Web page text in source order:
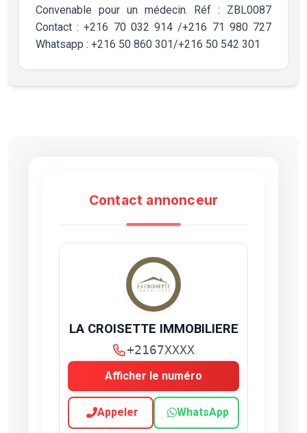
Convenable pour un médecin. Réf : ZBL0087
Contact : +216 70 032 914 /+216 71 980 727
Whatsapp : +216 50 860 301/+216 50 542 301
Contact annonceur
LA CROISETTE IMMOBILIERE
+2167XXXX
Afficher le numéro
Appeler WhatsApp